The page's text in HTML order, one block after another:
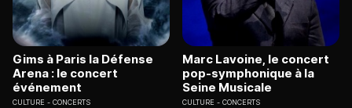
Gims à Paris la Défense
Arena : le concert
événement
CULTURE CONCERTS
Marc Lavoine, le concert
pop-symphonique à la
Seine Musicale
CULTURE CONCERTS